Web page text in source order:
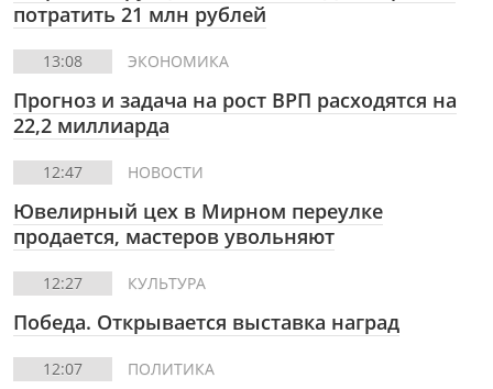
потратить 21 млн рублей
13:08 ЭКОНОМИКА
Прогноз и задача на рост ВРП расходятся на
22,2 миллиарда
12:47 НОВОСТИ
Ювелирный цех в Мирном переулке
продается, мастеров увольняют
12:27 КУЛЬТУРА
Победа. Открывается выставка наград
12:07 ПОЛИТИКА